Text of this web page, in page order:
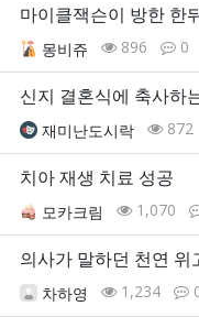
마이클잭슨이 방한 한
몽비쥬 896 0
신지 결혼식에 축사하
재미난도시락 872
치아 재생 치료 성공
모카크림 1,070
의사가 말하던 천연 위
차하영 1,234